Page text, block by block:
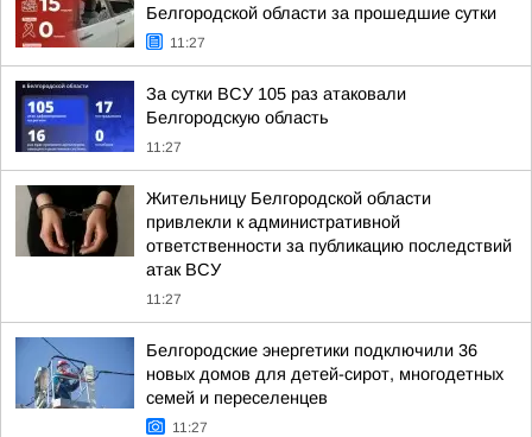
Белгородской области за прошедшие сутки
11:27
За сутки ВСУ 105 раз атаковали
Белгородскую область
11:27
Жительницу Белгородской области
привлекли к административной
ответственности за публикацию последствий
атак ВСУ
11:27
Белгородские энергетики подключили 36
новых домов для детей-сирот, многодетных
семей и переселенцев
11:27